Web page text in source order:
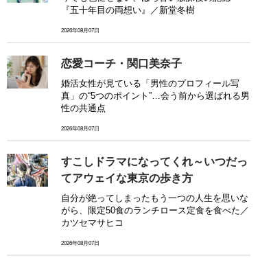
『五十年目の両想い』／新堂冬樹
2026年08月07日
恋愛コーチ・関口美奈子
婚活女性が見ている「男性のプロフィール写
真」の“5つのポイント”…会う前から選ばれる男
性の共通点
2026年08月07日
すこしドラマになってくれ～いつだっ
てアウェイな東京の歩き方
自分が絶ってしまったもう一つの人生を思いな
がら、限定50食のランチロース定食を食べた／
カツセマサヒコ
2026年08月07日